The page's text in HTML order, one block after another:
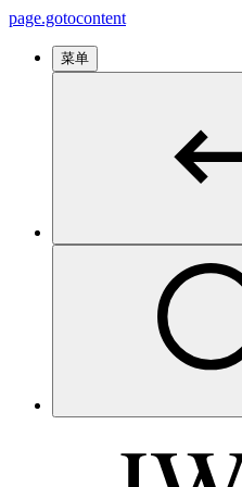
page.gotocontent
菜单